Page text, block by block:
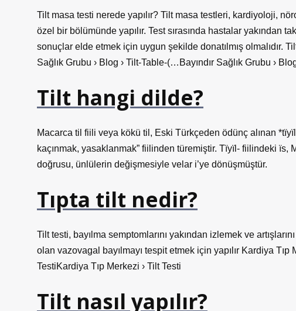
Tilt masa testi nerede yapılır? Tilt masa testleri, kardiyoloji,
özel bir bölümünde yapılır. Test sırasında hastalar yakından
sonuçlar elde etmek için uygun şekilde donatılmış olmalıdır.
Sağlık Grubu › Blog › Tilt-Table-(…Bayındır Sağlık Grubu ›
Tilt hangi dilde?
Macarca til fiili veya kökü til, Eski Türkçeden ödünç alınan
kaçınmak, yasaklanmak” fiilinden türemiştir. Tïyïl- fiilindeki
doğrusu, ünlülerin değişmesiyle velar i’ye dönüşmüştür.
Tıpta tilt nedir?
Tilt testi, bayılma semptomlarını yakından izlemek ve
olan vazovagal bayılmayı tespit etmek için yapılır Kardiya
TestiKardiya Tıp Merkezi › Tilt Testi
Tilt nasıl yapılır?